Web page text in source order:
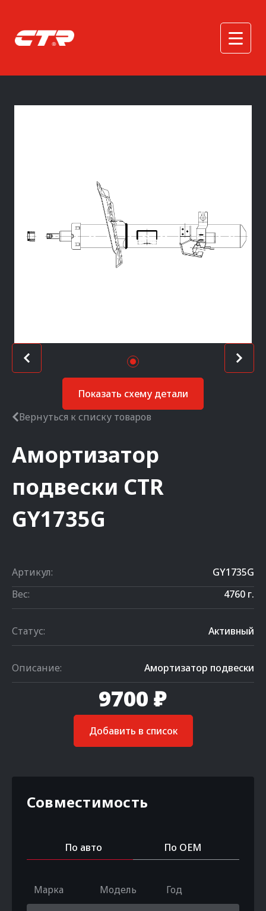
Показать схему детали
Вернуться к списку товаров
Амортизатор
подвески CTR
GY1735G
Артикул:
GY1735G
Вес:
4760 г.
Статус: Активный
Описание: Амортизатор подвески
9700 ₽
Добавить в список
Совместимость
По авто По OEM
Марка Модель Год